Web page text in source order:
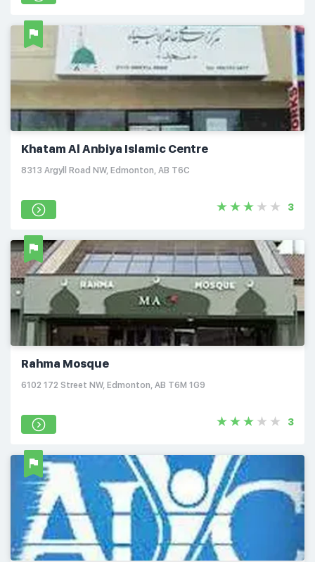
Khatam Al Anbiya Islamic Centre
8313 Argyll Road NW, Edmonton, AB T6C
3
Rahma Mosque
6102 172 Street NW, Edmonton, AB T6M 1G9
3